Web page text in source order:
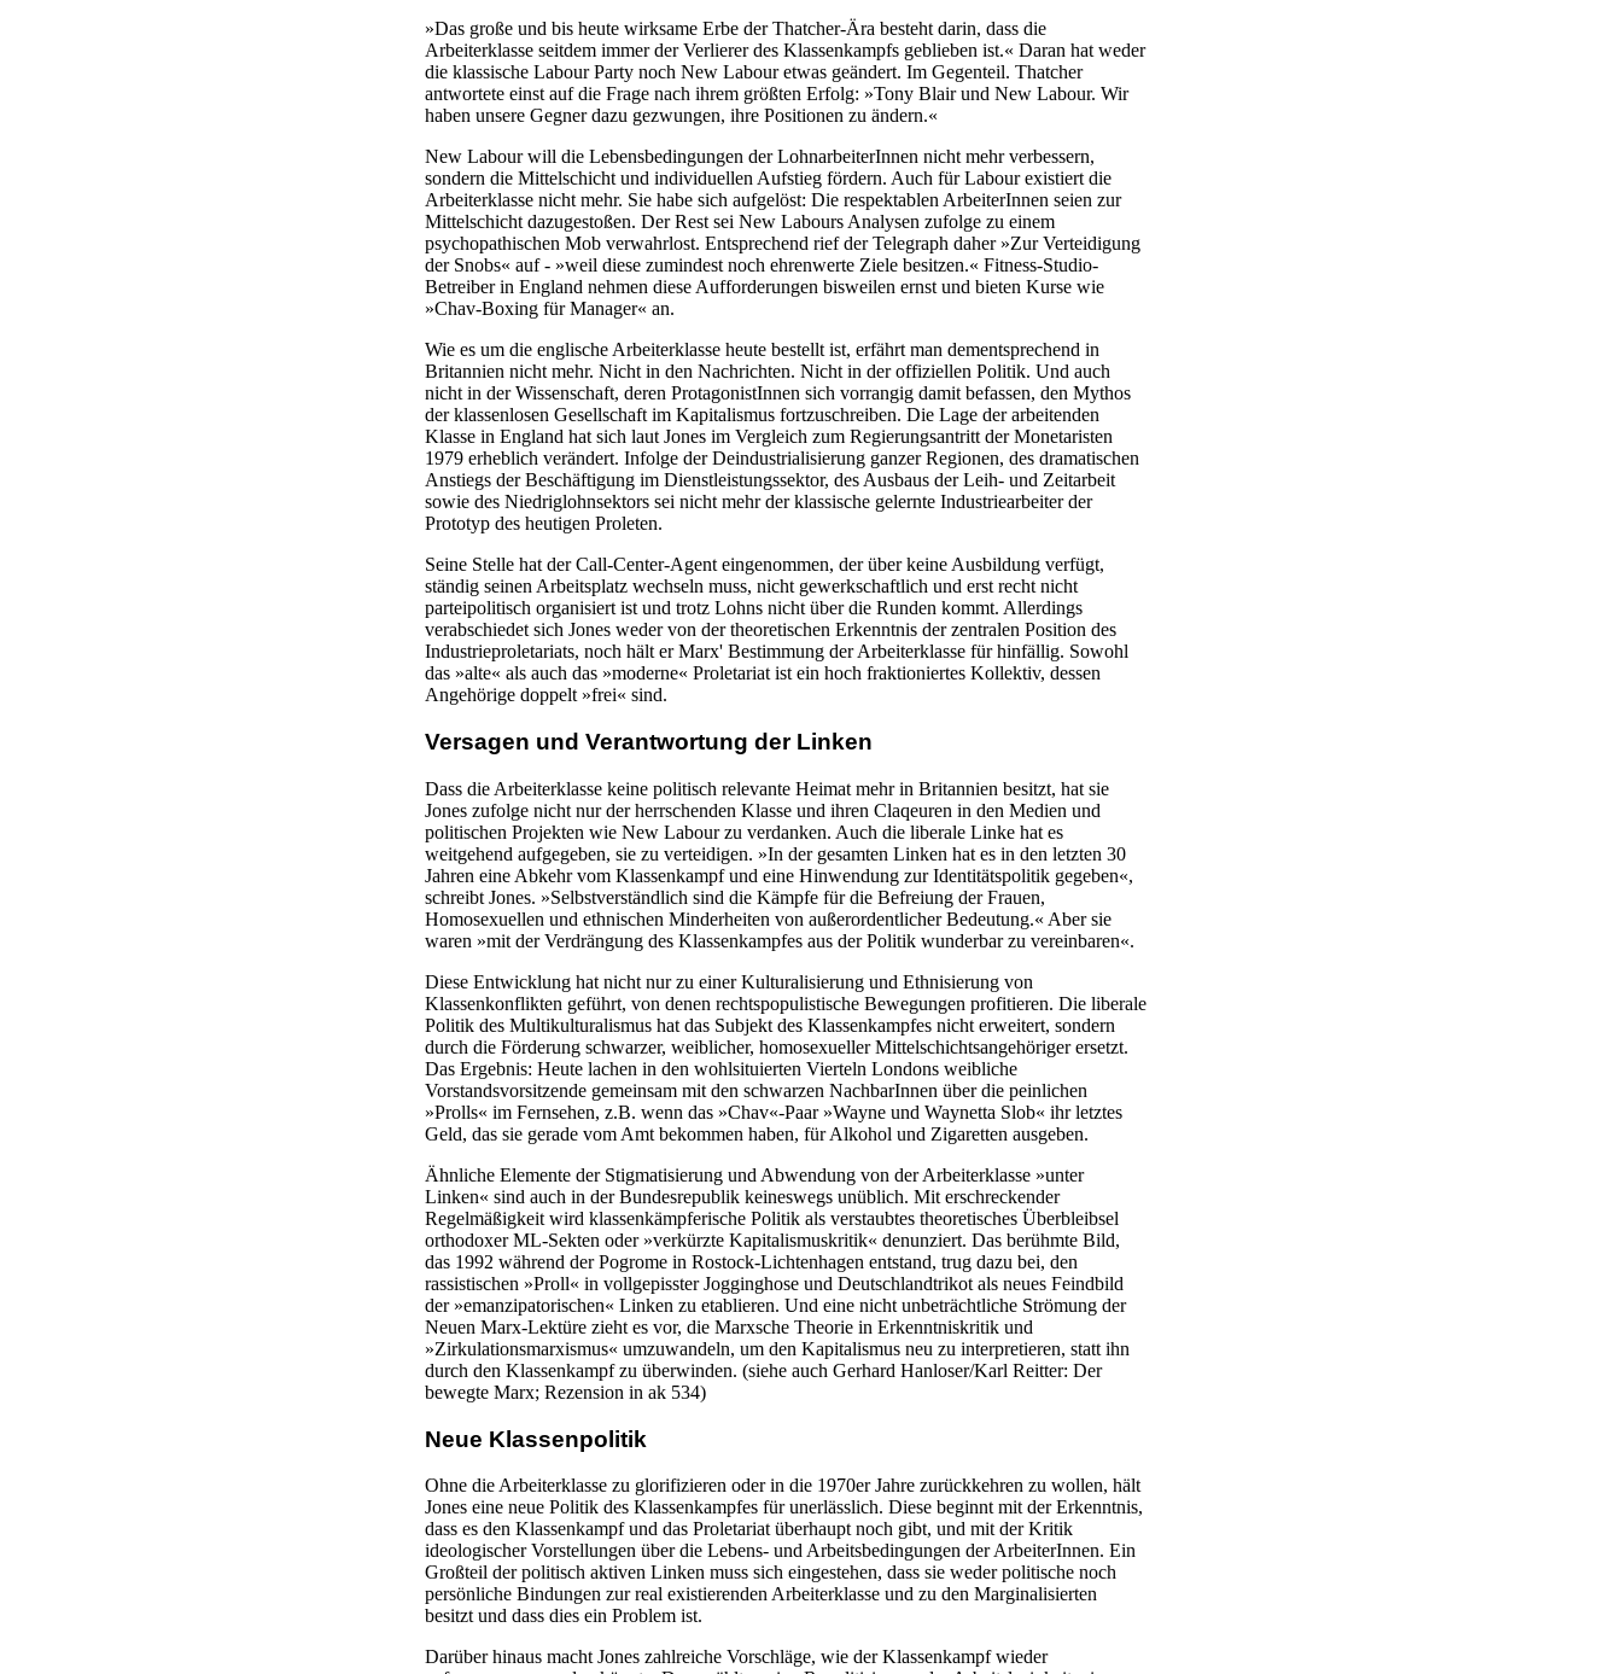
»Das große und bis heute wirksame Erbe der Thatcher-Ära besteht darin, dass die
Arbeiterklasse seitdem immer der Verlierer des Klassenkampfs geblieben ist.« Daran hat weder
die klassische Labour Party noch New Labour etwas geändert. Im Gegenteil. Thatcher
antwortete einst auf die Frage nach ihrem größten Erfolg: »Tony Blair und New Labour. Wir
haben unsere Gegner dazu gezwungen, ihre Positionen zu ändern.«
New Labour will die Lebensbedingungen der LohnarbeiterInnen nicht mehr verbessern,
sondern die Mittelschicht und individuellen Aufstieg fördern. Auch für Labour existiert die
Arbeiterklasse nicht mehr. Sie habe sich aufgelöst: Die respektablen ArbeiterInnen seien zur
Mittelschicht dazugestoßen. Der Rest sei New Labours Analysen zufolge zu einem
psychopathischen Mob verwahrlost. Entsprechend rief der Telegraph daher »Zur Verteidigung
der Snobs« auf - »weil diese zumindest noch ehrenwerte Ziele besitzen.« Fitness-Studio-
Betreiber in England nehmen diese Aufforderungen bisweilen ernst und bieten Kurse wie
»Chav-Boxing für Manager« an.
Wie es um die englische Arbeiterklasse heute bestellt ist, erfährt man dementsprechend in
Britannien nicht mehr. Nicht in den Nachrichten. Nicht in der offiziellen Politik. Und auch
nicht in der Wissenschaft, deren ProtagonistInnen sich vorrangig damit befassen, den Mythos
der klassenlosen Gesellschaft im Kapitalismus fortzuschreiben. Die Lage der arbeitenden
Klasse in England hat sich laut Jones im Vergleich zum Regierungsantritt der Monetaristen
1979 erheblich verändert. Infolge der Deindustrialisierung ganzer Regionen, des dramatischen
Anstiegs der Beschäftigung im Dienstleistungssektor, des Ausbaus der Leih- und Zeitarbeit
sowie des Niedriglohnsektors sei nicht mehr der klassische gelernte Industriearbeiter der
Prototyp des heutigen Proleten.
Seine Stelle hat der Call-Center-Agent eingenommen, der über keine Ausbildung verfügt,
ständig seinen Arbeitsplatz wechseln muss, nicht gewerkschaftlich und erst recht nicht
parteipolitisch organisiert ist und trotz Lohns nicht über die Runden kommt. Allerdings
verabschiedet sich Jones weder von der theoretischen Erkenntnis der zentralen Position des
Industrieproletariats, noch hält er Marx' Bestimmung der Arbeiterklasse für hinfällig. Sowohl
das »alte« als auch das »moderne« Proletariat ist ein hoch fraktioniertes Kollektiv, dessen
Angehörige doppelt »frei« sind.
Versagen und Verantwortung der Linken
Dass die Arbeiterklasse keine politisch relevante Heimat mehr in Britannien besitzt, hat sie
Jones zufolge nicht nur der herrschenden Klasse und ihren Claqeuren in den Medien und
politischen Projekten wie New Labour zu verdanken. Auch die liberale Linke hat es
weitgehend aufgegeben, sie zu verteidigen. »In der gesamten Linken hat es in den letzten 30
Jahren eine Abkehr vom Klassenkampf und eine Hinwendung zur Identitätspolitik gegeben«,
schreibt Jones. »Selbstverständlich sind die Kämpfe für die Befreiung der Frauen,
Homosexuellen und ethnischen Minderheiten von außerordentlicher Bedeutung.« Aber sie
waren »mit der Verdrängung des Klassenkampfes aus der Politik wunderbar zu vereinbaren«.
Diese Entwicklung hat nicht nur zu einer Kulturalisierung und Ethnisierung von
Klassenkonflikten geführt, von denen rechtspopulistische Bewegungen profitieren. Die liberale
Politik des Multikulturalismus hat das Subjekt des Klassenkampfes nicht erweitert, sondern
durch die Förderung schwarzer, weiblicher, homosexueller Mittelschichtsangehöriger ersetzt.
Das Ergebnis: Heute lachen in den wohlsituierten Vierteln Londons weibliche
Vorstandsvorsitzende gemeinsam mit den schwarzen NachbarInnen über die peinlichen
»Prolls« im Fernsehen, z.B. wenn das »Chav«-Paar »Wayne und Waynetta Slob« ihr letztes
Geld, das sie gerade vom Amt bekommen haben, für Alkohol und Zigaretten ausgeben.
Ähnliche Elemente der Stigmatisierung und Abwendung von der Arbeiterklasse »unter
Linken« sind auch in der Bundesrepublik keineswegs unüblich. Mit erschreckender
Regelmäßigkeit wird klassenkämpferische Politik als verstaubtes theoretisches Überbleibsel
orthodoxer ML-Sekten oder »verkürzte Kapitalismuskritik« denunziert. Das berühmte Bild,
das 1992 während der Pogrome in Rostock-Lichtenhagen entstand, trug dazu bei, den
rassistischen »Proll« in vollgepisster Jogginghose und Deutschlandtrikot als neues Feindbild
der »emanzipatorischen« Linken zu etablieren. Und eine nicht unbeträchtliche Strömung der
Neuen Marx-Lektüre zieht es vor, die Marxsche Theorie in Erkenntniskritik und
»Zirkulationsmarxismus« umzuwandeln, um den Kapitalismus neu zu interpretieren, statt ihn
durch den Klassenkampf zu überwinden. (siehe auch Gerhard Hanloser/Karl Reitter: Der
bewegte Marx; Rezension in ak 534)
Neue Klassenpolitik
Ohne die Arbeiterklasse zu glorifizieren oder in die 1970er Jahre zurückkehren zu wollen, hält
Jones eine neue Politik des Klassenkampfes für unerlässlich. Diese beginnt mit der Erkenntnis,
dass es den Klassenkampf und das Proletariat überhaupt noch gibt, und mit der Kritik
ideologischer Vorstellungen über die Lebens- und Arbeitsbedingungen der ArbeiterInnen. Ein
Großteil der politisch aktiven Linken muss sich eingestehen, dass sie weder politische noch
persönliche Bindungen zur real existierenden Arbeiterklasse und zu den Marginalisierten
besitzt und dass dies ein Problem ist.
Darüber hinaus macht Jones zahlreiche Vorschläge, wie der Klassenkampf wieder